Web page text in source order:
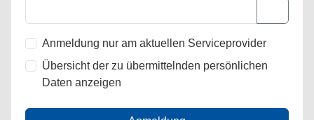
Anmeldung nur am aktuellen Serviceprovider
Übersicht der zu übermittelnden persönlichen
Daten anzeigen